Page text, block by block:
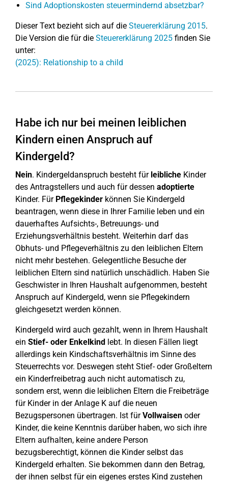
Sind Adoptionskosten steuermindernd absetzbar?
Dieser Text bezieht sich auf die Steuererklärung 2015.
Die Version die für die Steuererklärung 2025 finden Sie
unter:
(2025): Relationship to a child
Habe ich nur bei meinen leiblichen
Kindern einen Anspruch auf
Kindergeld?
Nein. Kindergeldanspruch besteht für leibliche Kinder
des Antragstellers und auch für dessen adoptierte
Kinder. Für Pflegekinder können Sie Kindergeld
beantragen, wenn diese in Ihrer Familie leben und ein
dauerhaftes Aufsichts-, Betreuungs- und
Erziehungsverhältnis besteht. Weiterhin darf das
Obhuts- und Pflegeverhältnis zu den leiblichen Eltern
nicht mehr bestehen. Gelegentliche Besuche der
leiblichen Eltern sind natürlich unschädlich. Haben Sie
Geschwister in Ihren Haushalt aufgenommen, besteht
Anspruch auf Kindergeld, wenn sie Pflegekindern
gleichgesetzt werden können.
Kindergeld wird auch gezahlt, wenn in Ihrem Haushalt
ein Stief- oder Enkelkind lebt. In diesen Fällen liegt
allerdings kein Kindschaftsverhältnis im Sinne des
Steuerrechts vor. Deswegen steht Stief- oder Großeltern
ein Kinderfreibetrag auch nicht automatisch zu,
sondern erst, wenn die leiblichen Eltern die Freibeträge
für Kinder in der Anlage K auf die neuen
Bezugspersonen übertragen. Ist fürVollwaisen oder
Kinder, die keine Kenntnis darüber haben, wo sich ihre
Eltern aufhalten, keine andere Person
bezugsberechtigt, können die Kinder selbst das
Kindergeld erhalten. Sie bekommen dann den Betrag,
der ihnen selbst für ein eigenes erstes Kind zustehen